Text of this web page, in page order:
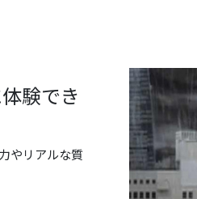
験でき
やリアルな質